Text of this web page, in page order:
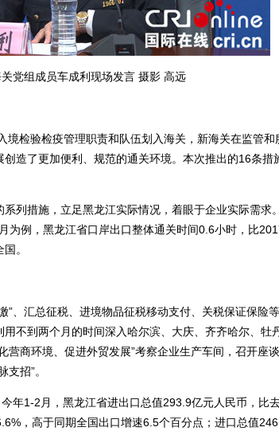
党组成员车成利现场发言 摄影 高远
验检疫管理职责和队伍划入海关，新海关在监管和
造了更加便利、规范的通关环境。本次推出的16条
措施，立足黑龙江实际情况，着眼于企业实际需求
例，黑龙江省口岸出口整体通关时间0.6小时，比
。
汇总征税、进境物品征税移动支付、关税保证保险
不到两个月的时间深入哈尔滨、大庆、齐齐哈尔、牡
商环境、促进外贸发展”考察企业生产车间，召开座
招”。
1-2月，黑龙江省进出口总值293.9亿元人民币，比
，高于同期全国出口增速6.5个百分点；进口总值